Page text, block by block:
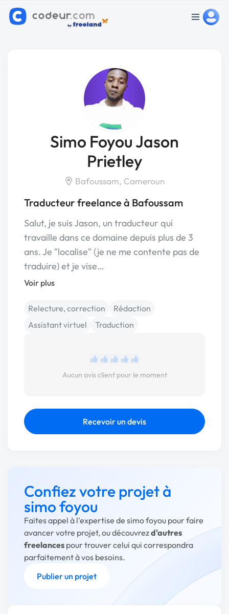
Simo Foyou Jason
Prietley
Bafoussam, Cameroun
Traducteur freelance à Bafoussam
Salut, je suis Jason, un traducteur qui
travaille dans ce domaine depuis plus de 3
ans. Je "localise" (je ne me contente pas de
traduire) et je vise…
Voir plus
Relecture, correction
Rédaction
Assistant virtuel
Traduction
Aucun avis client pour le moment
Recevoir un devis
Confiez votre projet à
simo foyou
Faites appel à l'expertise de simo foyou pour faire
avancer votre projet, ou découvrezd'autres
freelances pour trouver celui qui correspondra
parfaitement à vos besoins.
Publier un projet